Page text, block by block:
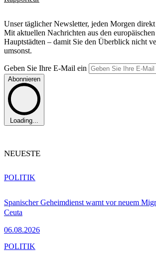
Unser täglicher Newsletter, jeden Morgen
Mit aktuellen Nachrichten aus den
Hauptstädten – damit Sie den Überblick nicht
umsonst.
Geben Sie Ihre E-Mail ein
Abonnieren
Loading...
NEUESTE
Spanischer Geheimdienst warnt vor neuem
Ceuta
06.08.2026
POLITIK
POLITIK